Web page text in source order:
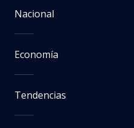
Nacional
Economía
Tendencias